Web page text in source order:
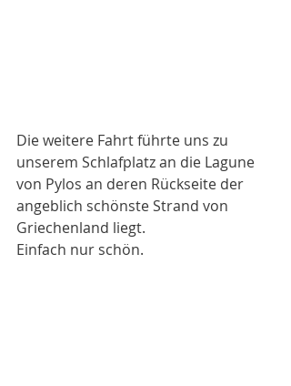
Die weitere Fahrt führte uns zu
unserem Schlafplatz an die Lagune
von Pylos an deren Rückseite der
angeblich schönste Strand von
Griechenland liegt.
Einfach nur schön.